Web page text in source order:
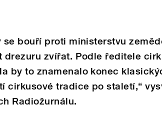
se bouří proti ministerstvu
drezuru zvířat. Podle ředitele
by to znamenalo konec
cirkusové tradice po staletí,“
Radiožurnálu.